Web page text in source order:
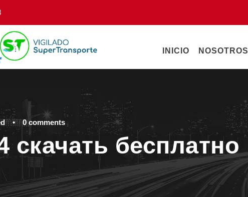
INICIO NOSOTROS
• 0 comments
бесплатно